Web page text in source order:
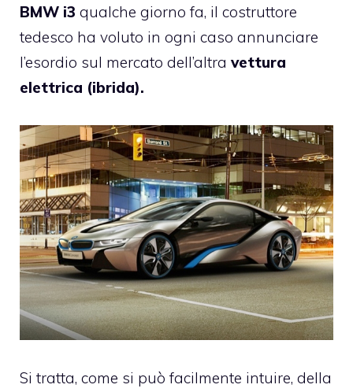
BMW i3 qualche giorno fa, il costruttore
tedesco ha voluto in ogni caso annunciare
l’esordio sul mercato dell’altra vettura
elettrica (ibrida).
Si tratta, come si può facilmente intuire, della